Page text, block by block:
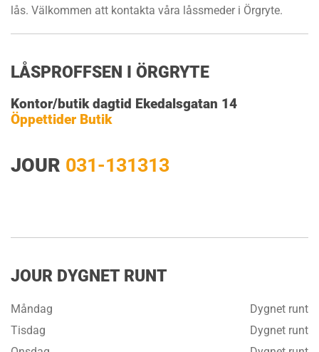
lås. Välkommen att kontakta våra låssmeder i Örgryte.
LÅSPROFFSEN I ÖRGRYTE
Kontor/butik dagtid Ekedalsgatan 14
Öppettider Butik
JOUR 031-131313
JOUR DYGNET RUNT
Måndag
Dygnet runt
Tisdag
Dygnet runt